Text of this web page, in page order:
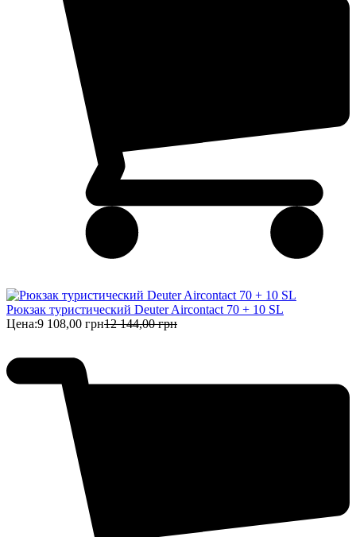
Рюкзак туристический Deuter Aircontact 70 + 10 SL
Цена:9 108,00 грн12 144,00 грн